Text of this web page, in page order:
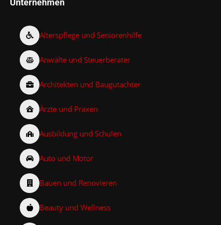
Unternehmen
Alterspflege und Seniorenhilfe
Anwälte und Steuerberater
Architekten und Baugutachter
Ärzte und Praxen
Ausbildung und Schulen
Auto und Motor
Bauen und Renovieren
Beauty und Wellness